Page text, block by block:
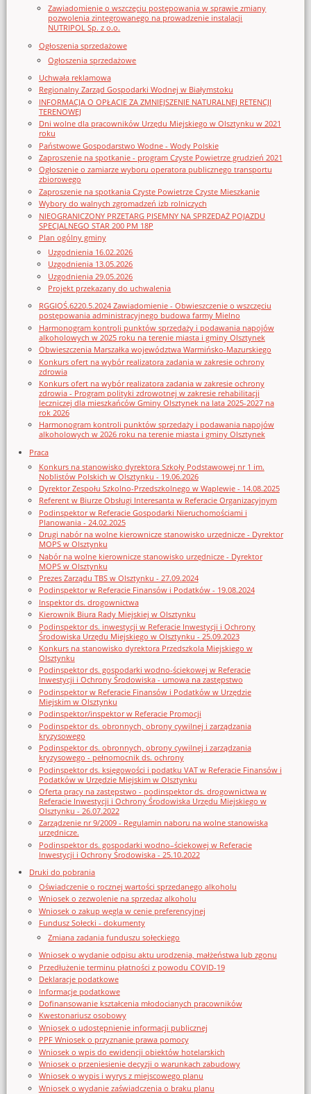
Zawiadomienie o wszczęciu postępowania w sprawie zmiany
pozwolenia zintegrowanego na prowadzenie instalacji
NUTRIPOL Sp. z o.o.
Ogłoszenia sprzedażowe
Ogłoszenia sprzedażowe
Uchwała reklamowa
Regionalny Zarząd Gospodarki Wodnej w Białymstoku
INFORMACJA O OPŁACIE ZA ZMNIEJSZENIE NATURALNEJ RETENCJI
TERENOWEJ
Dni wolne dla pracowników Urzędu Miejskiego w Olsztynku w 2021
roku
Państwowe Gospodarstwo Wodne - Wody Polskie
Zaproszenie na spotkanie - program Czyste Powietrze grudzień 2021
Ogłoszenie o zamiarze wyboru operatora publicznego transportu
zbiorowego
Zaproszenie na spotkania Czyste Powietrze Czyste Mieszkanie
Wybory do walnych zgromadzeń izb rolniczych
NIEOGRANICZONY PRZETARG PISEMNY NA SPRZEDAŻ POJAZDU
SPECJALNEGO STAR 200 PM 18P
Plan ogólny gminy
Uzgodnienia 16.02.2026
Uzgodnienia 13.05.2026
Uzgodnienia 29.05.2026
Projekt przekazany do uchwalenia
RGGIOŚ.6220.5.2024 Zawiadomienie - Obwieszczenie o wszczęciu
postępowania administracyjnego budowa farmy Mielno
Harmonogram kontroli punktów sprzedaży i podawania napojów
alkoholowych w 2025 roku na terenie miasta i gminy Olsztynek
Obwieszczenia Marszałka województwa Warmińsko-Mazurskiego
Konkurs ofert na wybór realizatora zadania w zakresie ochrony
zdrowia
Konkurs ofert na wybór realizatora zadania w zakresie ochrony
zdrowia - Program polityki zdrowotnej w zakresie rehabilitacji
leczniczej dla mieszkańców Gminy Olsztynek na lata 2025-2027 na
rok 2026
Harmonogram kontroli punktów sprzedaży i podawania napojów
alkoholowych w 2026 roku na terenie miasta i gminy Olsztynek
Praca
Konkurs na stanowisko dyrektora Szkoły Podstawowej nr 1 im.
Noblistów Polskich w Olsztynku - 19.06.2026
Dyrektor Zespołu Szkolno-Przedszkolnego w Waplewie - 14.08.2025
Referent w Biurze Obsługi Interesanta w Referacie Organizacyjnym
Podinspektor w Referacie Gospodarki Nieruchomościami i
Planowania - 24.02.2025
Drugi nabór na wolne kierownicze stanowisko urzędnicze - Dyrektor
MOPS w Olsztynku
Nabór na wolne kierownicze stanowisko urzędnicze - Dyrektor
MOPS w Olsztynku
Prezes Zarządu TBS w Olsztynku - 27.09.2024
Podinspektor w Referacie Finansów i Podatków - 19.08.2024
Inspektor ds. drogownictwa
Kierownik Biura Rady Miejskiej w Olsztynku
Podinspektor ds. inwestycji w Referacie Inwestycji i Ochrony
Środowiska Urzędu Miejskiego w Olsztynku - 25.09.2023
Konkurs na stanowisko dyrektora Przedszkola Miejskiego w
Olsztynku
Podinspektor ds. gospodarki wodno-ściekowej w Referacie
Inwestycji i Ochrony Środowiska - umowa na zastępstwo
Podinspektor w Referacie Finansów i Podatków w Urzędzie
Miejskim w Olsztynku
Podinspektor/inspektor w Referacie Promocji
Podinspektor ds. obronnych, obrony cywilnej i zarządzania
kryzysowego
Podinspektor ds. obronnych, obrony cywilnej i zarządzania
kryzysowego - pełnomocnik ds. ochrony
Podinspektor ds. księgowości i podatku VAT w Referacie Finansów i
Podatków w Urzędzie Miejskim w Olsztynku
Oferta pracy na zastępstwo - podinspektor ds. drogownictwa w
Referacie Inwestycji i Ochrony Środowiska Urzędu Miejskiego w
Olsztynku - 26.07.2022
Zarządzenie nr 9/2009 - Regulamin naboru na wolne stanowiska
urzędnicze.
Podinspektor ds. gospodarki wodno–ściekowej w Referacie
Inwestycji i Ochrony Środowiska - 25.10.2022
Druki do pobrania
Oświadczenie o rocznej wartości sprzedanego alkoholu
Wniosek o zezwolenie na sprzedaz alkoholu
Wniosek o zakup węgla w cenie preferencyjnej
Fundusz Sołecki - dokumenty
Zmiana zadania funduszu sołeckiego
Wniosek o wydanie odpisu aktu urodzenia, małżeństwa lub zgonu
Przedłużenie terminu płatności z powodu COVID-19
Deklaracje podatkowe
Informacje podatkowe
Dofinansowanie kształcenia młodocianych pracowników
Kwestonariusz osobowy
Wniosek o udostępnienie informacji publicznej
PPF Wniosek o przyznanie prawa pomocy
Wniosek o wpis do ewidencji obiektów hotelarskich
Wniosek o przeniesienie decyzji o warunkach zabudowy
Wniosek o wypis i wyrys z miejscowego planu
Wniosek o wydanie zaświadczenia o braku planu